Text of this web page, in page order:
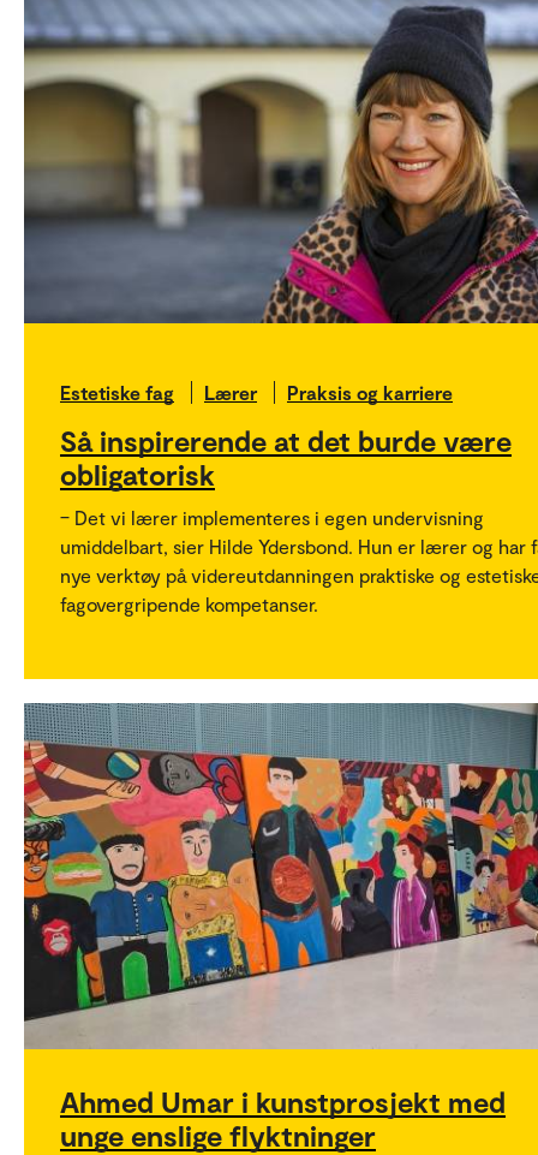
Estetiske fag Lærer Praksis og karriere
Så inspirerende at det burde være
obligatorisk
– Det vi lærer implementeres i egen undervisning
umiddelbart, sier Hilde Ydersbond. Hun er lærer og har
nye verktøy på videreutdanningen praktiske og
fagovergripende kompetanser.
Ahmed Umar i kunstprosjekt med
unge enslige flyktninger